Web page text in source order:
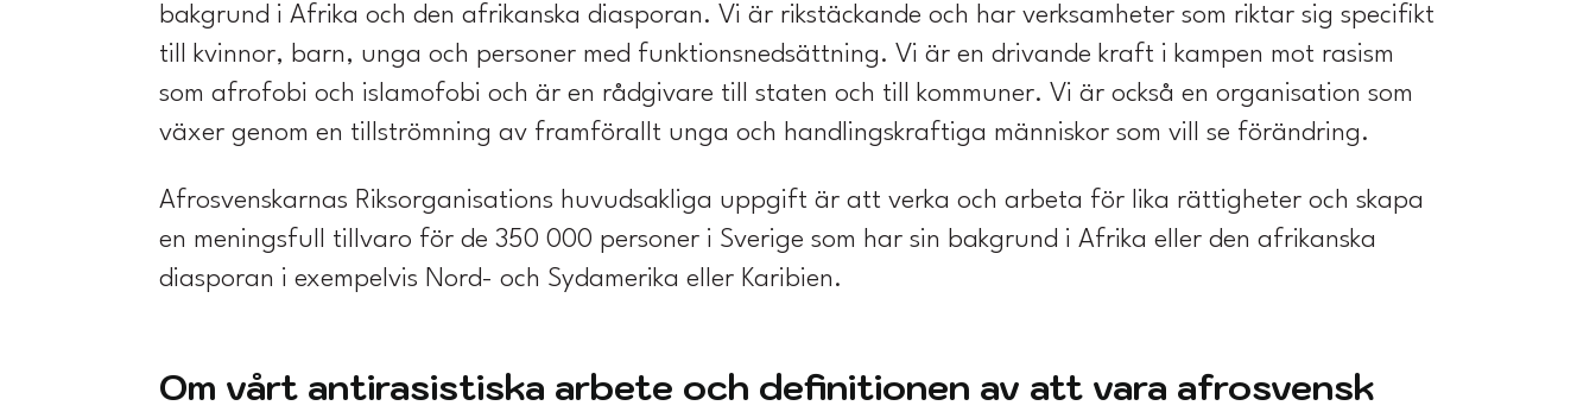
bakgrund i Afrika och den afrikanska diasporan. Vi är rikstäckande och har verksamheter som riktar sig specifikt
till kvinnor, barn, unga och personer med funktionsnedsättning. Vi är en drivande kraft i kampen mot rasism
som afrofobi och islamofobi och är en rådgivare till staten och till kommuner. Vi är också en organisation som
växer genom en tillströmning av framförallt unga och handlingskraftiga människor som vill se förändring.
Afrosvenskarnas Riksorganisations huvudsakliga uppgift är att verka och arbeta för lika rättigheter och skapa
en meningsfull tillvaro för de 350 000 personer i Sverige som har sin bakgrund i Afrika eller den afrikanska
diasporan i exempelvis Nord- och Sydamerika eller Karibien.
Om vårt antirasistiska arbete och definitionen av att vara afrosvensk